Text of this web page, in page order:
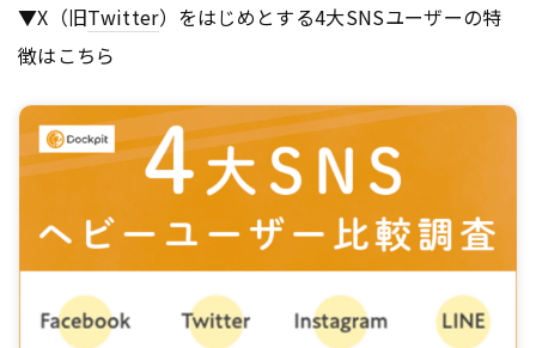
▼X（旧Twitter）をはじめとする4大SNSユーザーの特
徴はこちら